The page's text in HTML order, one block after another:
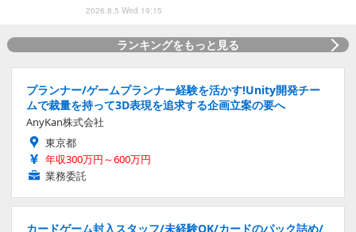
2026.8.5 Wed 19:15
ランキングをもっと見る
プランナー/ゲームプランナー経験を活かす!Unity開発チー
ムで裁量を持って3D表現を追求する企画立案の要へ
AnyKan株式会社
東京都
年収300万円～600万円
業務委託
カードゲーム封入スタッフ/未経験OK/カードのパック詰め/